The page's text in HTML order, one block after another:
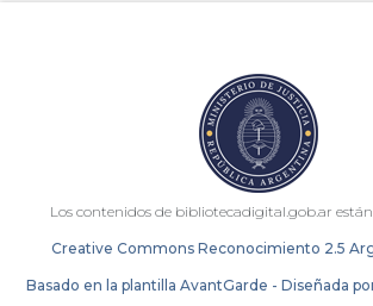
Los contenidos de bibliotecadigital.gob.ar
Creative Commons Reconocimiento 2.5
Basado en la plantilla AvantGarde - Diseñada